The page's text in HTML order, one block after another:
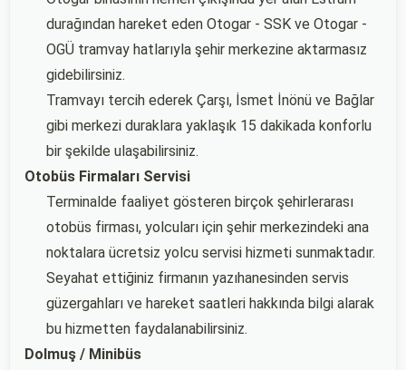
durağından hareket eden Otogar - SSK ve Otogar -
OGÜ tramvay hatlarıyla şehir merkezine aktarmasız
gidebilirsiniz.
Tramvayı tercih ederek Çarşı, İsmet İnönü ve Bağlar
gibi merkezi duraklara yaklaşık 15 dakikada konforlu
bir şekilde ulaşabilirsiniz.
Otobüs Firmaları Servisi
Terminalde faaliyet gösteren birçok şehirlerarası
otobüs firması, yolcuları için şehir merkezindeki ana
noktalara ücretsiz yolcu servisi hizmeti sunmaktadır.
Seyahat ettiğiniz firmanın yazıhanesinden servis
güzergahları ve hareket saatleri hakkında bilgi alarak
bu hizmetten faydalanabilirsiniz.
Dolmuş / Minibüs